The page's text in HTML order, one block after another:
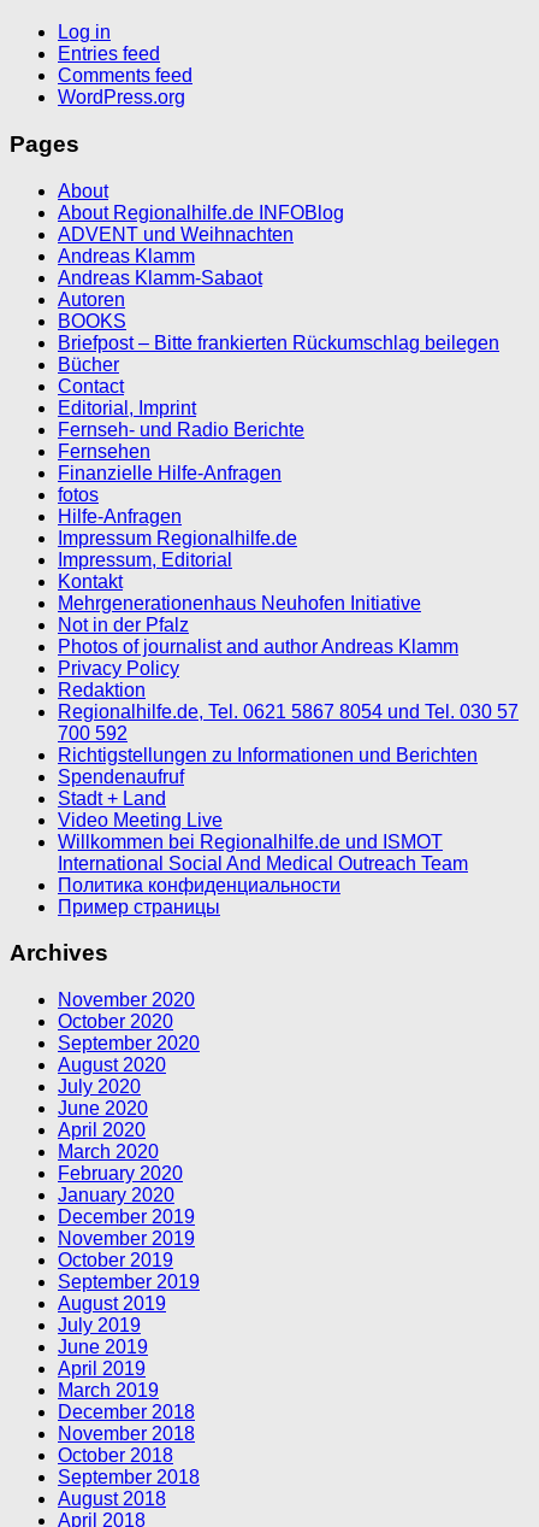
Log in
Entries feed
Comments feed
WordPress.org
Pages
About
About Regionalhilfe.de INFOBlog
ADVENT und Weihnachten
Andreas Klamm
Andreas Klamm-Sabaot
Autoren
BOOKS
Briefpost – Bitte frankierten Rückumschlag beilegen
Bücher
Contact
Editorial, Imprint
Fernseh- und Radio Berichte
Fernsehen
Finanzielle Hilfe-Anfragen
fotos
Hilfe-Anfragen
Impressum Regionalhilfe.de
Impressum, Editorial
Kontakt
Mehrgenerationenhaus Neuhofen Initiative
Not in der Pfalz
Photos of journalist and author Andreas Klamm
Privacy Policy
Redaktion
Regionalhilfe.de, Tel. 0621 5867 8054 und Tel. 030 57
700 592
Richtigstellungen zu Informationen und Berichten
Spendenaufruf
Stadt + Land
Video Meeting Live
Willkommen bei Regionalhilfe.de und ISMOT
International Social And Medical Outreach Team
Политика конфиденциальности
Пример страницы
Archives
November 2020
October 2020
September 2020
August 2020
July 2020
June 2020
April 2020
March 2020
February 2020
January 2020
December 2019
November 2019
October 2019
September 2019
August 2019
July 2019
June 2019
April 2019
March 2019
December 2018
November 2018
October 2018
September 2018
August 2018
April 2018